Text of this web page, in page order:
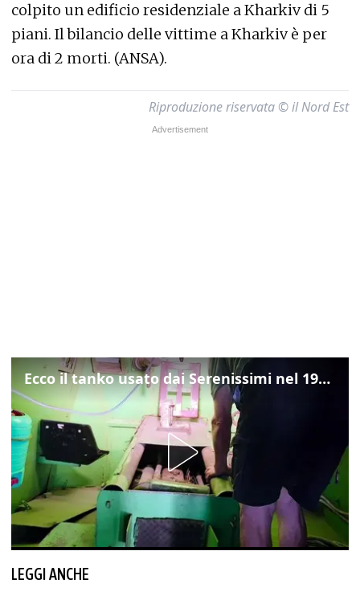
colpito un edificio residenziale a Kharkiv di 5
piani. Il bilancio delle vittime a Kharkiv è per
ora di 2 morti. (ANSA).
Riproduzione riservata © il Nord Est
Ecco il tanko usato dai Serenissimi nel 1997 per il blitz a San Marco
LEGGI ANCHE